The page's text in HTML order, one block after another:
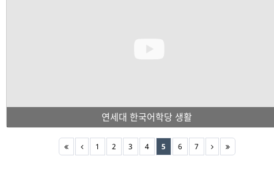
연세대 한국어학당 생활
1 2 3 4 5 6 7